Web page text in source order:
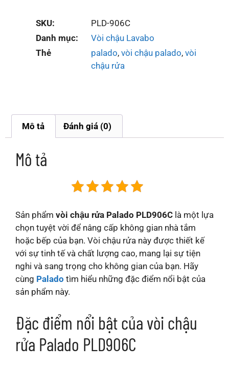
SKU:
PLD-906C
Danh mục:
Vòi chậu Lavabo
Thẻ
palado, vòi chậu palado, vòi
chậu rửa
Mô tả Đánh giá (0)
Mô tả
Sản phẩm vòi chậu rửa Palado PLD906C là một lựa
chọn tuyệt vời để nâng cấp không gian nhà tắm
hoặc bếp của bạn. Vòi chậu rửa này được thiết kế
với sự tinh tế và chất lượng cao, mang lại sự tiện
nghi và sang trọng cho không gian của bạn. Hãy
cùng Palado tìm hiểu những đặc điểm nổi bật của
sản phẩm này.
Đặc điểm nổi bật của vòi chậu
rửa Palado PLD906C